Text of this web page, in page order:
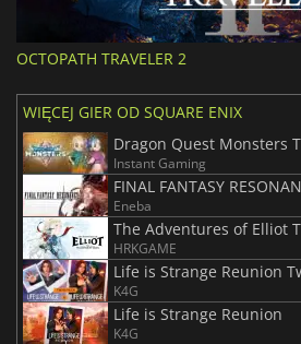
OCTOPATH TRAVELER 2
WIĘCEJ GIER OD SQUARE ENIX
Instant Gaming
FINAL FANTASY
Eneba
HRKGAME
Life is Strange Reunion
K4G
Life is Strange Reunion
K4G